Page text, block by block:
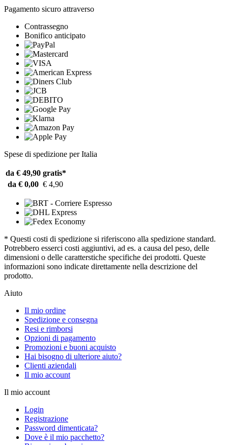
Pagamento sicuro attraverso
Contrassegno
Bonifico anticipato
Spese di spedizione per Italia
da € 49,90 gratis*
da € 0,00 € 4,90
* Questi costi di spedizione si riferiscono alla spedizione standard.
Potrebbero esserci costi aggiuntivi, ad es. a causa del peso, delle
dimensioni o delle caratterstiche specifiche dei prodotti. Queste
informazioni sono indicate direttamente nella descrizione del
prodotto.
Aiuto
Il mio ordine
Spedizione e consegna
Resi e rimborsi
Opzioni di pagamento
Promozioni e buoni acquisto
Hai bisogno di ulteriore aiuto?
Clienti aziendali
Il mio account
Il mio account
Login
Registrazione
Password dimenticata?
Dove è il mio pacchetto?